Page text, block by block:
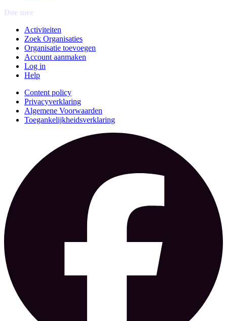
Doe mee
Activiteiten
Zoek Organisaties
Organisatie toevoegen
Account aanmaken
Log in
Help
Content policy
Privacyverklaring
Algemene Voorwaarden
Toegankelijkheidsverklaring